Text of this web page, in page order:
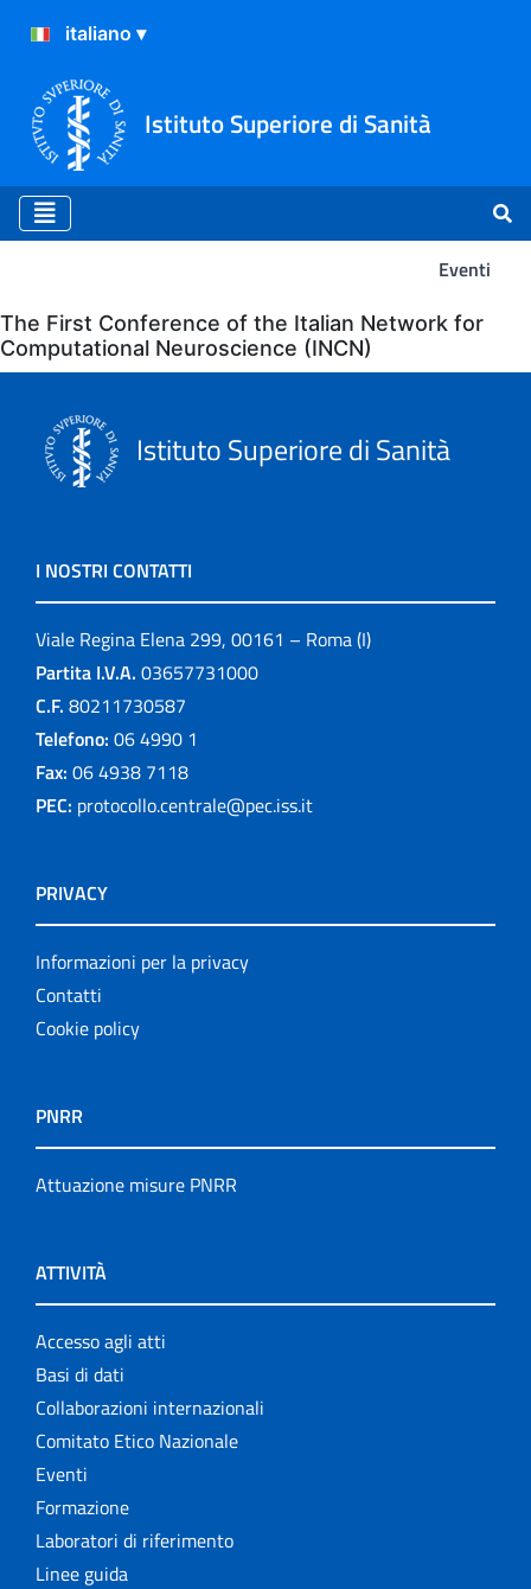
Istituto Superiore di Sanità
Eventi
Eventi
The First Conference of the Italian Network for
Computational Neuroscience (INCN)
Istituto Superiore di Sanità
I NOSTRI CONTATTI
Viale Regina Elena 299, 00161 – Roma (I)
Partita I.V.A. 03657731000
C.F. 80211730587
Telefono: 06 4990 1
Fax: 06 4938 7118
PEC: protocollo.centrale@pec.iss.it
PRIVACY
Informazioni per la privacy
Contatti
Cookie policy
PNRR
Attuazione misure PNRR
ATTIVITÀ
Accesso agli atti
Basi di dati
Collaborazioni internazionali
Comitato Etico Nazionale
Eventi
Formazione
Laboratori di riferimento
Linee guida